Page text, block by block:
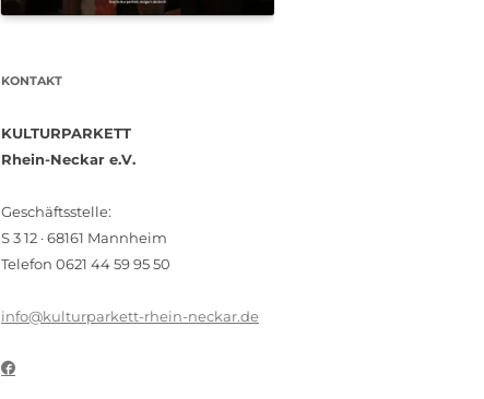
KONTAKT
KULTURPARKETT
Rhein-Neckar e.V.
Geschäftsstelle:
S 3 12 · 68161 Mannheim
Telefon 0621 44 59 95 50
info@kulturparkett-rhein-neckar.de